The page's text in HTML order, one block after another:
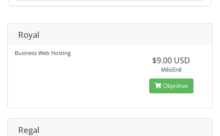
Royal
Business Web Hosting
$9.00 USD
Měsíčně
Objednat
Regal